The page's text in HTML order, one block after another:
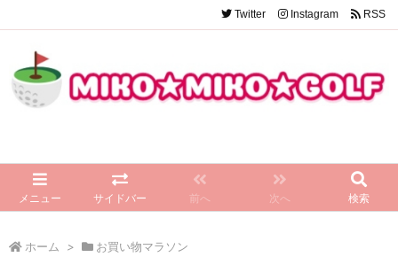
メニュー サイドバー 前へ 次へ 検索
Twitter Instagram RSS
ホーム > お買い物マラソン